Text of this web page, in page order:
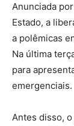
Anunciada
Estado, a
a polêmicas
Na última
para
emergenciais.
Antes disso,